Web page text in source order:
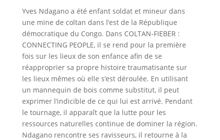
Yves Ndagano a été enfant soldat et mineur dans
une mine de coltan dans l’est de la République
démocratique du Congo. Dans COLTAN-FIEBER :
CONNECTING PEOPLE, il se rend pour la première
fois sur les lieux de son enfance afin de se
réapproprier sa propre histoire traumatisante sur
les lieux mêmes où elle s’est déroulée. En utilisant
un mannequin de bois comme substitut, il peut
exprimer l’indicible de ce qui lui est arrivé. Pendant
le tournage, il apparaît que la lutte pour les
ressources naturelles continue de dominer la région.
Ndagano rencontre ses ravisseurs, il retourne à la